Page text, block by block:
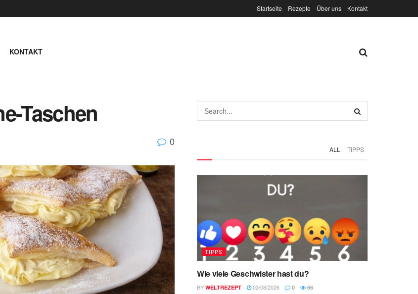
Startseite Rezepte Über uns Kontakt
KONTAKT
Taschen
0
ALL TIPPS
TIPPS
Wie viele Geschwister hast du?
BY WELTREZEPT 03/08/2026 0 66